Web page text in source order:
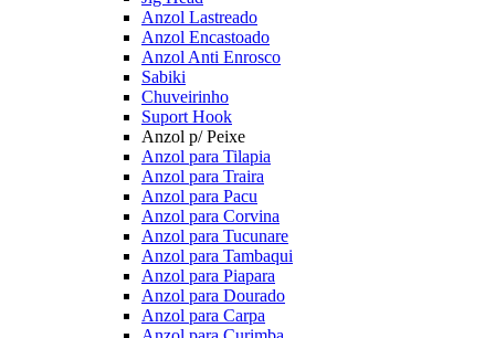
Anzol Lastreado
Anzol Encastoado
Anzol Anti Enrosco
Sabiki
Chuveirinho
Suport Hook
Anzol p/ Peixe
Anzol para Tilapia
Anzol para Traira
Anzol para Pacu
Anzol para Corvina
Anzol para Tucunare
Anzol para Tambaqui
Anzol para Piapara
Anzol para Dourado
Anzol para Carpa